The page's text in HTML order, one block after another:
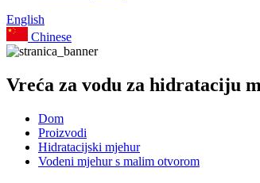
English
Chinese
Vreća za vodu za hidrataciju
Dom
Proizvodi
Hidratacijski mjehur
Vodeni mjehur s malim otvorom